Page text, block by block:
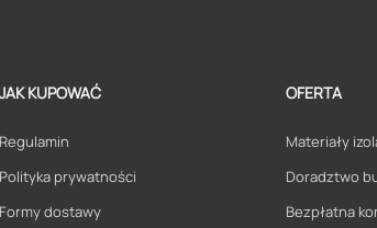
JAK KUPOWAĆ
Regulamin
Polityka prywatności
Formy dostawy
OFERTA
Materiały
Doradztwo
Bezpłatna